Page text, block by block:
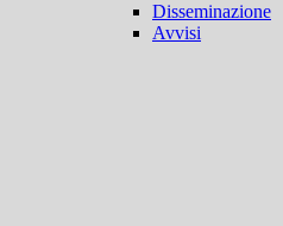
Disseminazione
Avvisi